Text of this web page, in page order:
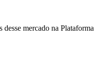
desse mercado na Plataforma